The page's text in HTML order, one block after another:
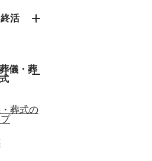
終活
葬儀・葬
式
葬式の
プ